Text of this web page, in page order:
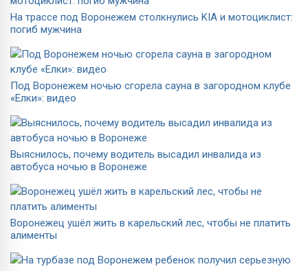
На трассе под Воронежем столкнулись KIA и мотоциклист:
погиб мужчина
Под Воронежем ночью сгорела сауна в загородном клубе
«Елки»: видео
Выяснилось, почему водитель высадил инвалида из
автобуса ночью в Воронеже
Воронежец ушёл жить в карельский лес, чтобы не платить
алименты